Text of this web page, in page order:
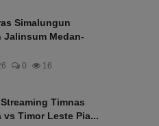
Simalungun
Jalinsum Medan-
0 16
Timnas
vs Timor Leste Pia...